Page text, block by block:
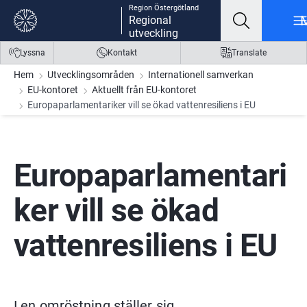
Gå till innehåll
Gå till meny
Gå till sidfot
Region Östergötland
Regional
utveckling
Lyssna Kontakt Translate
Hem Utvecklingsområden
Internationell samverkan
EU-kontoret
Aktuellt från EU-kontoret
Europaparlamentariker vill se ökad vattenresiliens i EU
Europaparlamentari
ker vill se ökad
vattenresiliens i EU